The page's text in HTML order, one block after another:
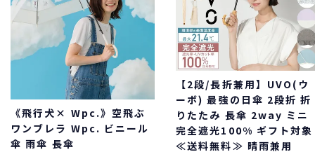
《飛行犬× Wpc.》空飛ぶ
ワンブレラ Wpc. ビニール
傘 雨傘 長傘
【2段/長折兼用】UVO(ウ
ーボ) 最強の日傘 2段折 折
りたたみ 長傘 2way ミニ
完全遮光100% ギフト対象
≪送料無料≫ 晴雨兼用